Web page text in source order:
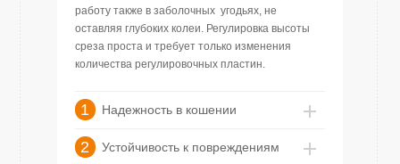
работу также в заболочных угодьях, не
оставляя глубоких колеи. Регулировка высоты
среза проста и требует только изменения
количества регулировочных пластин.
1 Надежность в кошении
2 Устойчивость к повреждениям